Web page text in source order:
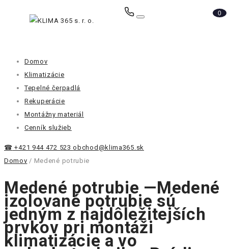
0
Domov
Klimatizácie
Tepelné čerpadlá
Rekuperácie
Montážny materiál
Cenník služieb
☎ +421 944 472 523obchod@klima365.sk
Domov / Medené potrubie
Medené potrubie —Medené
izolované potrubie sú
jedným z najdôležitejších
prvkov pri montáži
klimatizácie a vo